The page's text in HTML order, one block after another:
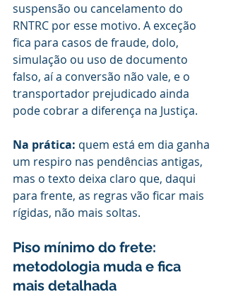
suspensão ou cancelamento do
RNTRC por esse motivo. A exceção
fica para casos de fraude, dolo,
simulação ou uso de documento
falso, aí a conversão não vale, e o
transportador prejudicado ainda
pode cobrar a diferença na Justiça.
Na prática: quem está em dia ganha
um respiro nas pendências antigas,
mas o texto deixa claro que, daqui
para frente, as regras vão ficar mais
rígidas, não mais soltas.
Piso mínimo do frete:
metodologia muda e fica
mais detalhada